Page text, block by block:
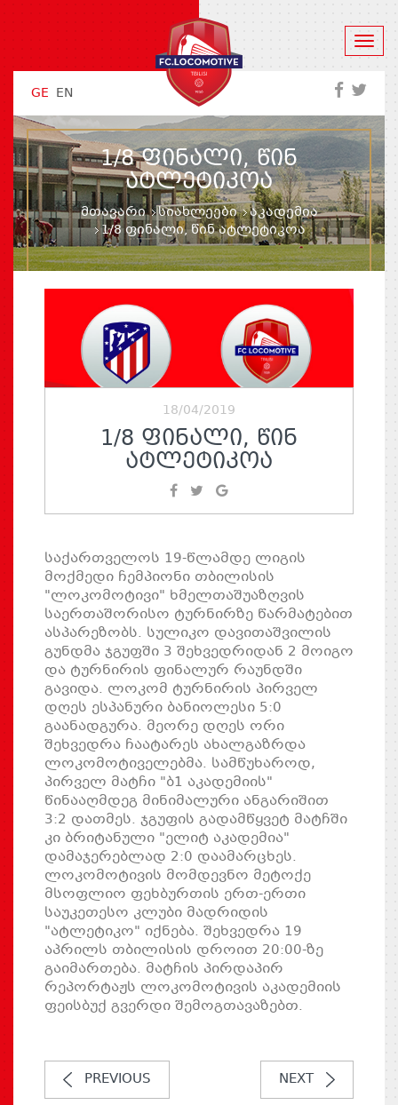
GE EN
1/8 ᲤᲘᲜᲐᲚᲘ, ᲬᲘᲜ
ᲐᲢᲚᲔᲢᲘᲙᲝᲐ
მთავარი სიახლეები
აკადემია
1/8 ფინალი, წინ ატლეტიკოა
18/04/2019
1/8 ᲤᲘᲜᲐᲚᲘ, ᲬᲘᲜ
ᲐᲢᲚᲔᲢᲘᲙᲝᲐ
საქართველოს 19-წლამდე ლიგის
მოქმედი ჩემპიონი თბილისის
"ლოკომოტივი" ხმელთაშუაზღვის
საერთაშორისო ტურნირზე წარმატებით
ასპარეზობს. სულიკო დავითაშვილის
გუნდმა ჯგუფში 3 შეხვედრიდან 2 მოიგო
და ტურნირის ფინალურ რაუნდში
გავიდა. ლოკომ ტურნირის პირველ
დღეს ესპანური ბანიოლესი 5:0
გაანადგურა. მეორე დღეს ორი
შეხვედრა ჩაატარეს ახალგაზრდა
ლოკომოტიველებმა. სამწუხაროდ,
პირველ მატჩი "ბ1 აკადემიის"
წინააღმდეგ მინიმალური ანგარიშით
3:2 დათმეს. ჯგუფის გადამწყვეტ მატჩში
კი ბრიტანული "ელიტ აკადემია"
დამაჯერებლად 2:0 დაამარცხეს.
ლოკომოტივის მომდევნო მეტოქე
მსოფლიო ფეხბურთის ერთ-ერთი
საუკეთესო კლუბი მადრიდის
"ატლეტიკო" იქნება. შეხვედრა 19
აპრილს თბილისის დროით 20:00-ზე
გაიმართება. მატჩის პირდაპირ
რეპორტაჟს ლოკომოტივის აკადემიის
ფეისბუქ გვერდი შემოგთავაზებთ.
PREVIOUS NEXT